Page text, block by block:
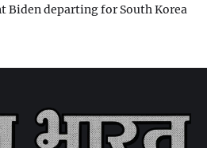
Biden departing for South Korea